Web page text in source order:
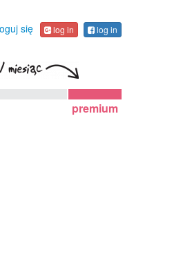
się log in log in
premium